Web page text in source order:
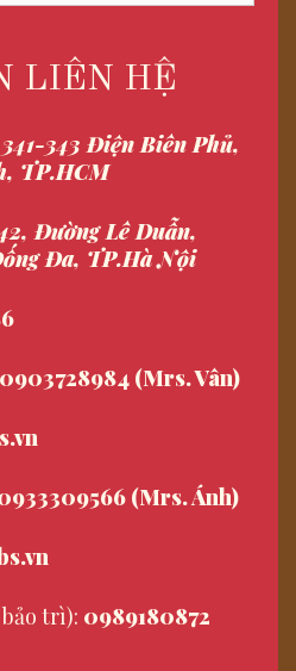
LIÊN HỆ
341-343 Điện Biên Phủ,
TP.HCM
Đường Lê Duẫn,
Đa, TP.Hà Nội
0903728984 (Mrs. Vân)
(Mrs. Ánh)
trì): 0989180872